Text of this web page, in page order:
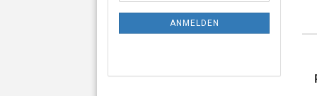
ANMELDEN